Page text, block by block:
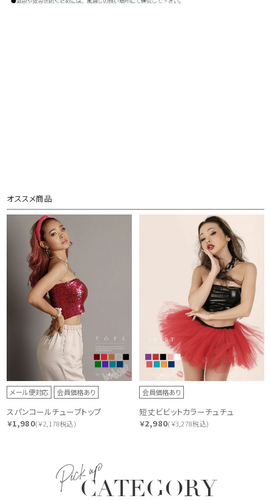
オススメ商品
メール便対応 会員価格あり
スパンコールチューブトップ
￥1,980(￥2,178税込)
会員価格あり
短丈ビビットカラーチュチュ
￥2,980(￥3,278税込)
Pick upCATEGORY